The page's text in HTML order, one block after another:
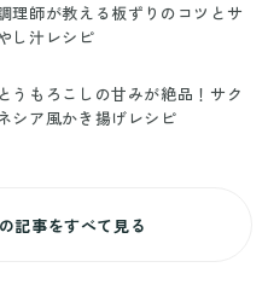
理師が教える板ずりのコツとサ
し汁レシピ
うもろこしの甘みが絶品！サク
シア風かき揚げレシピ
記事をすべて見る